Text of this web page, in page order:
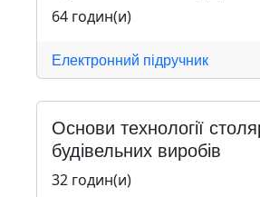
64 годин(и)
Електронний підручник
Основи технології
будівельних виробів
32 годин(и)